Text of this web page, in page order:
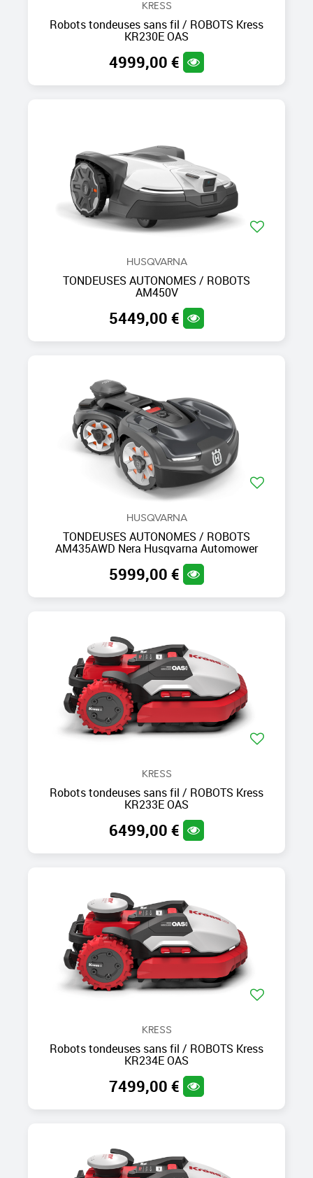
KRESS
Robots tondeuses sans fil / ROBOTS Kress
KR230E OAS
4999,00 €
HUSQVARNA
TONDEUSES AUTONOMES / ROBOTS
AM450V
5449,00 €
HUSQVARNA
TONDEUSES AUTONOMES / ROBOTS
AM435AWD Nera Husqvarna Automower
5999,00 €
KRESS
Robots tondeuses sans fil / ROBOTS Kress
KR233E OAS
6499,00 €
KRESS
Robots tondeuses sans fil / ROBOTS Kress
KR234E OAS
7499,00 €